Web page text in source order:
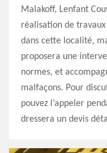
Malakoff, Lenfant
réalisation de
dans cette localité,
proposera une
normes, et
malfaçons. Pour
pouvez l’appeler
dressera un devis